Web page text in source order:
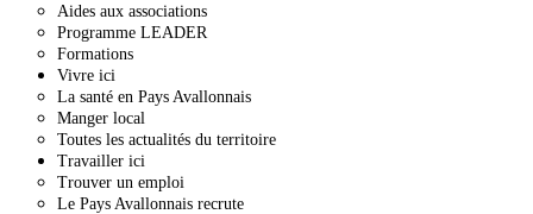
Aides aux associations
Programme LEADER
Formations
Vivre ici
La santé en Pays Avallonnais
Manger local
Toutes les actualités du territoire
Travailler ici
Trouver un emploi
Le Pays Avallonnais recrute